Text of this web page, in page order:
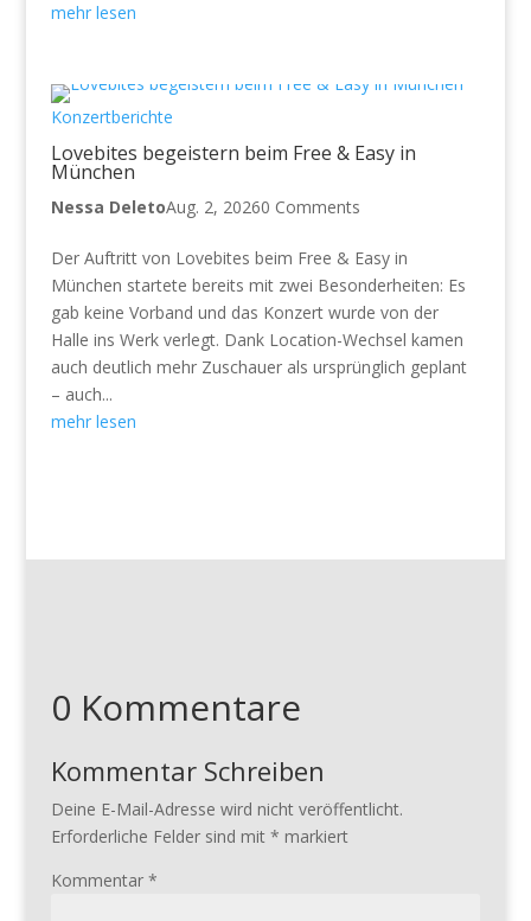
mehr lesen
Konzertberichte
Lovebites begeistern beim Free & Easy in
München
Nessa DeletoAug. 2, 20260 Comments
Der Auftritt von Lovebites beim Free & Easy in
München startete bereits mit zwei Besonderheiten: Es
gab keine Vorband und das Konzert wurde von der
Halle ins Werk verlegt. Dank Location-Wechsel kamen
auch deutlich mehr Zuschauer als ursprünglich geplant
– auch...
mehr lesen
0 Kommentare
Kommentar Schreiben
Deine E-Mail-Adresse wird nicht veröffentlicht.
Erforderliche Felder sind mit * markiert
Kommentar *